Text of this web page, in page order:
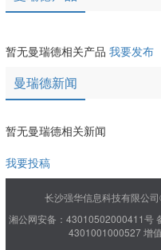
暂无曼瑞德相关产品 我要发布
曼瑞德新闻
暂无曼瑞德相关新闻
我要投稿
长沙强华信息科技有限公
湘公网安备：43010502000411号
4301001000527增